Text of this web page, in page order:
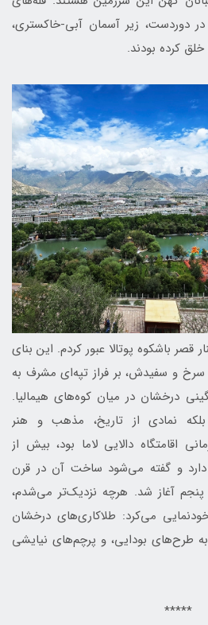
دوردست، زیر آسمان آبی-خاکستری،
کرده بودند.
قصر باشکوه پوتالا عبور کردم. این بنای
و سفیدش، بر فراز تپه‌ای مشرف به
درخشان در میان کوه‌های هیمالیا.
نمادی از تاریخ، مذهب و هنر
اقامتگاه دالایی لاما بود، بیش از
دارد و گفته می‌شود ساخت آن در قرن
آغاز شد. هرچه نزدیک‌تر می‌شدم،
می‌کرد: طلاکاری‌های درخشان
طرح‌های بودایی، و پرچم‌های نیایشی
*****